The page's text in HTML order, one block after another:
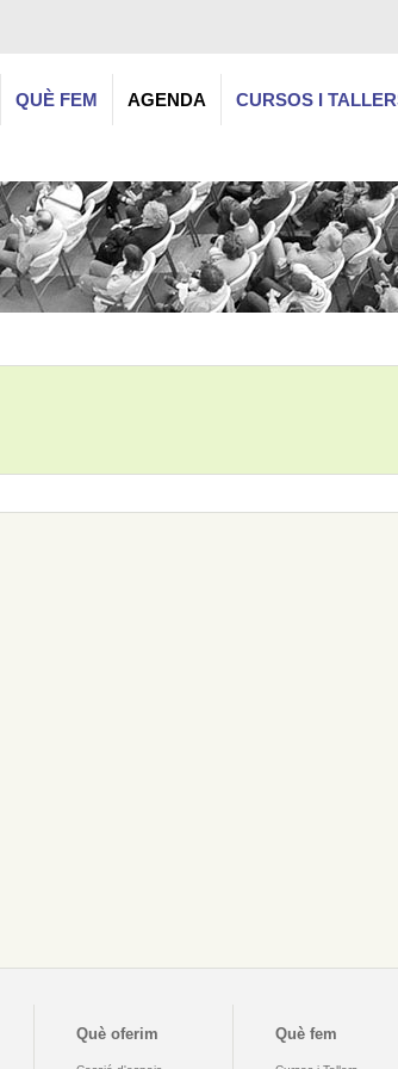
QUÈ FEM AGENDA CURSOS I
Què oferim Què fem